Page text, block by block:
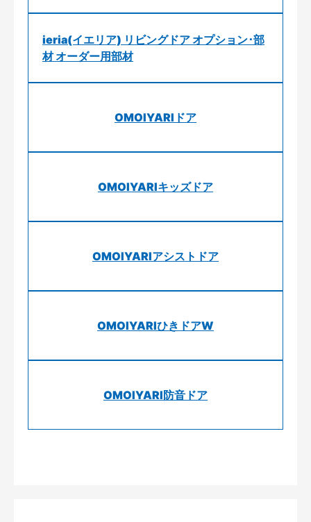
ieria(イエリア) リビングドア オプション･部
材 オーダー用部材
OMOIYARIドア
OMOIYARIキッズドア
OMOIYARIアシストドア
OMOIYARIひきドアW
OMOIYARI防音ドア